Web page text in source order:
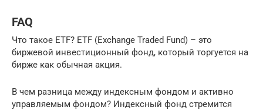
FAQ
Что такое ETF? ETF (Exchange Traded Fund) – это
биржевой инвестиционный фонд, который торгуется на
бирже как обычная акция.
В чем разница между индексным фондом и активно
управляемым фондом? Индексный фонд стремится